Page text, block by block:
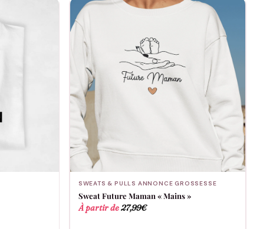
SWEATS & PULLS ANNONCE GROSSESSE
Sweat Future Maman « Mains »
À partir de27,99€